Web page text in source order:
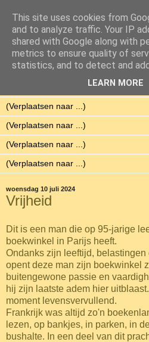
Eenvoudig
Met weinig middelen een hoge
woensdag 10 juli 2024
Vrijheid
Dit is een man die op 95-jarige
boekwinkel in Parijs heeft.
Ondanks zijn leeftijd,
opent deze man zijn boekwinkel
buitengewone passie en
hij zijn laatste adem hier
moment levensvervullend.
Frankrijk was altijd zo'n
lezen, op bankjes, in parken, in
bushalte. In een deel van dit
This site uses cookies from
and to analyze traffic. Your IP
shared with Google along with
metrics to ensure quality of
statistics, and to detect and
LEARN MORE